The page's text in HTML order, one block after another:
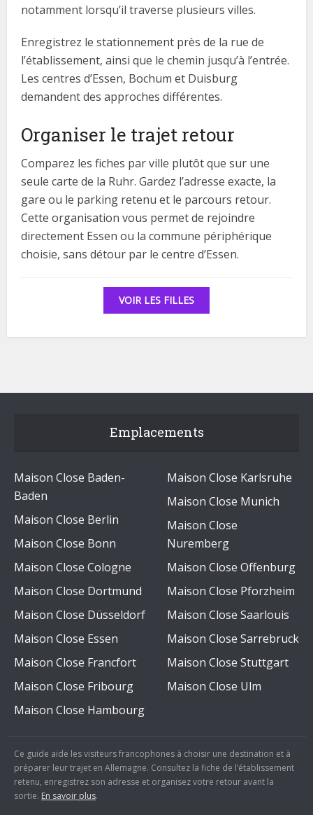
notamment lorsqu’il traverse plusieurs villes.
Enregistrez le stationnement près de la rue de
l’établissement, ainsi que le chemin jusqu’à l’entrée.
Les centres d’Essen, Bochum et Duisburg
demandent des approches différentes.
Organiser le trajet retour
Comparez les fiches par ville plutôt que sur une
seule carte de la Ruhr. Gardez l’adresse exacte, la
gare ou le parking retenu et le parcours retour.
Cette organisation vous permet de rejoindre
directement Essen ou la commune périphérique
choisie, sans détour par le centre d’Essen.
VOIR LES FILLES
Emplacements
Maison Close Baden-
Baden
Maison Close Berlin
Maison Close Bonn
Maison Close Cologne
Maison Close Dortmund
Maison Close Düsseldorf
Maison Close Essen
Maison Close Francfort
Maison Close Fribourg
Maison Close Hambourg
Maison Close Karlsruhe
Maison Close Munich
Maison Close
Nuremberg
Maison Close Offenburg
Maison Close Pforzheim
Maison Close Saarlouis
Maison Close Sarrebruck
Maison Close Stuttgart
Maison Close Ulm
Ce guide aide les visiteurs francophones à choisir une destination et à
préparer leur trajet en Allemagne. Consultez la fiche de l’établissement
retenu, enregistrez son adresse et organisez votre retour avant la
sortie. En savoir plus.